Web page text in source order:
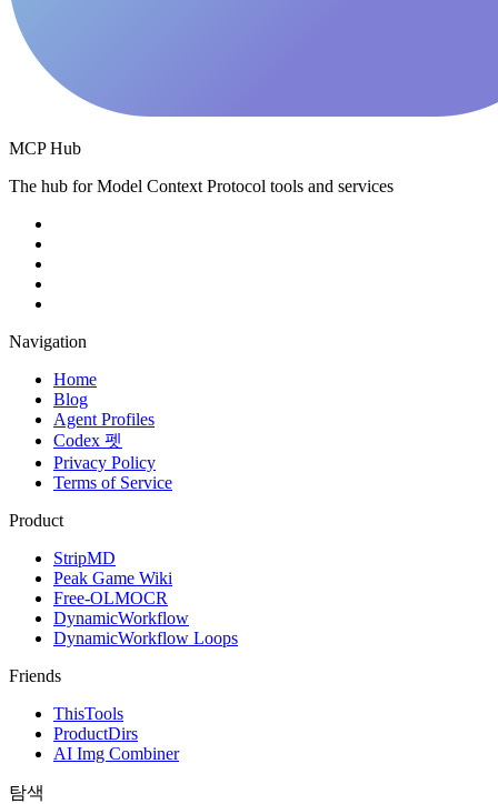
MCP Hub
The hub for Model Context Protocol tools and services
Navigation
Home
Blog
Agent Profiles
Codex 펫
Privacy Policy
Terms of Service
Product
StripMD
Peak Game Wiki
Free-OLMOCR
DynamicWorkflow
DynamicWorkflow Loops
Friends
ThisTools
ProductDirs
AI Img Combiner
탐색